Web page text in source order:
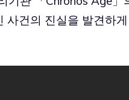
사건의 진실을 발견하게